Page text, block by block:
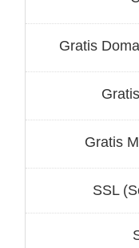
Gratis
Gratis
SSL